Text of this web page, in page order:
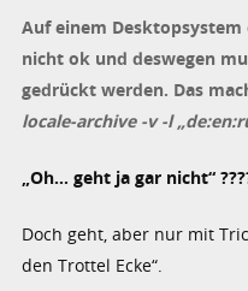
Auf einem
nicht ok und deswegen
gedrückt werden. Das
locale-archive -v -l
„Oh… geht ja gar nicht“
Doch geht, aber nur mit
den Trottel Ecke“.